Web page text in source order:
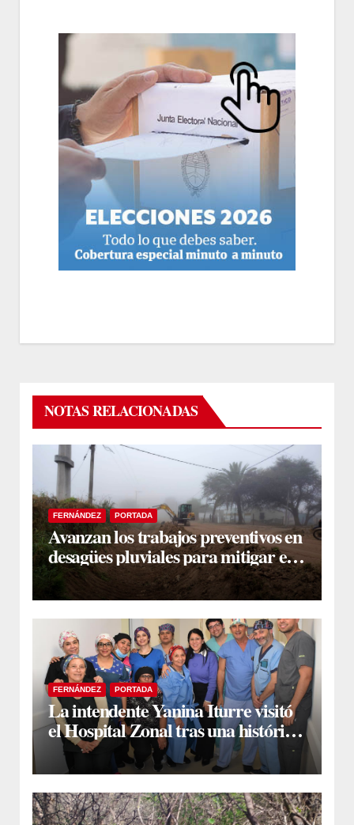
NOTAS RELACIONADAS
FERNÁNDEZ PORTADA
Avanzan los trabajos preventivos en
desagües pluviales para mitigar el
impacto de la temporada de lluvias
FERNÁNDEZ PORTADA
La intendente Yanina Iturre visitó
el Hospital Zonal tras una histórica
jornada de intervenciones
laparoscópicas